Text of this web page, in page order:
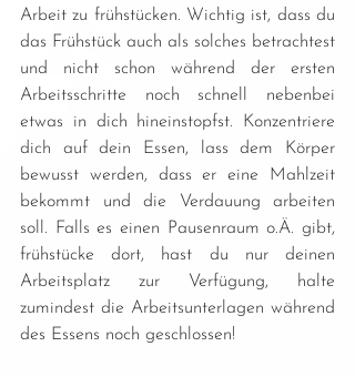
Arbeit zu frühstücken. Wichtig ist, dass du
das Frühstück auch als solches betrachtest
und nicht schon während der ersten
Arbeitsschritte noch schnell nebenbei
etwas in dich hineinstopfst. Konzentriere
dich auf dein Essen, lass dem Körper
bewusst werden, dass er eine Mahlzeit
bekommt und die Verdauung arbeiten
soll. Falls es einen Pausenraum o.Ä. gibt,
frühstücke dort, hast du nur deinen
Arbeitsplatz zur Verfügung, halte
zumindest die Arbeitsunterlagen während
des Essens noch geschlossen!